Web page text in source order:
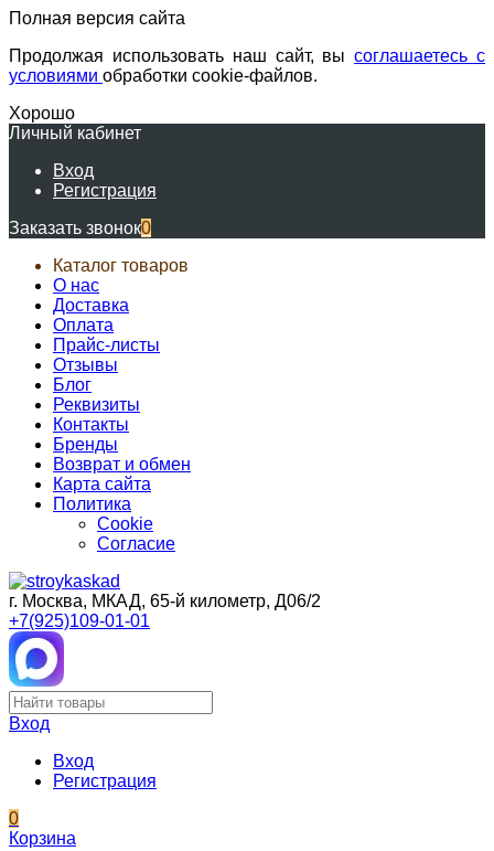
Полная версия сайта
Продолжая использовать наш сайт, высоглашаетесь с
условиями обработки cookie-файлов.
Хорошо
Личный кабинет
Вход
Регистрация
Заказать звонок0
Каталог товаров
О нас
Доставка
Оплата
Прайс-листы
Отзывы
Блог
Реквизиты
Контакты
Бренды
Возврат и обмен
Карта сайта
Политика
Cookie
Согласие
г. Москва, МКАД, 65-й километр, Д06/2
+7(925)109-01-01
Вход
Вход
Регистрация
0
Корзина